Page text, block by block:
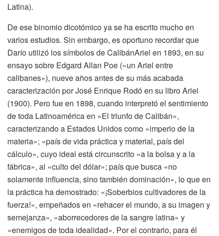
Latina).
De ese binomio dicotómico ya se ha escrito mucho en
varios estudios. Sin embargo, es oportuno recordar que
Darío utilizó los símbolos de CalibánAriel en 1893, en su
ensayo sobre Edgard Allan Poe («un Ariel entre
calibanes»), nueve años antes de su más acabada
caracterización por José Enrique Rodó en su libro Ariel
(1900). Pero fue en 1898, cuando interpretó el sentimiento
de toda Latinoamérica en «El triunfo de Calibán»,
caracterizando a Estados Unidos como «imperio de la
materia»; «país de vida práctica y material, país del
cálculo», cuyo ideal está circunscrito «a la bolsa y a la
fábrica», al «culto del dólar»; país que busca «no
solamente influencia, sino también dominación», lo que en
la práctica ha demostrado: «¡Soberbios cultivadores de la
fuerza!», empeñados en «rehacer el mundo, a su imagen y
semejanza», «aborrecedores de la sangre latina» y
«enemigos de toda idealidad». Por el contrario, para él